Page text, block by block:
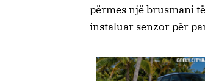
përmes një brusmani
instaluar senzor për